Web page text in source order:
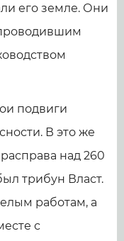
его земле. Они
подвиги
В это же
над 260
трибун Власт.
работам, а
с